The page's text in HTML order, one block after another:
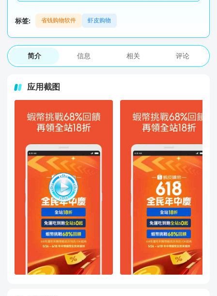
标签: 省钱购物软件 虾皮购物
简介 信息 相关 评论
应用截图